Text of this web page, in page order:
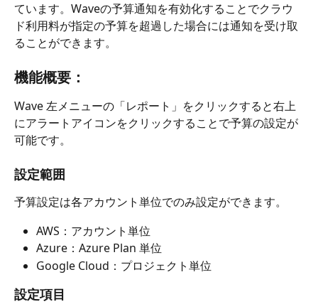
ています。Waveの予算通知を有効化することでクラウ
ド利用料が指定の予算を超過した場合には通知を受け取
ることができます。
機能概要：
Wave 左メニューの「レポート」をクリックすると右上
にアラートアイコンをクリックすることで予算の設定が
可能です。
設定範囲
予算設定は各アカウント単位でのみ設定ができます。
AWS：アカウント単位
Azure：Azure Plan 単位
Google Cloud：プロジェクト単位
設定項目